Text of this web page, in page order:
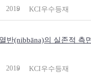
2019 KCI우수등재
반(nibbāna)의 실존적 측
2019 KCI우수등재